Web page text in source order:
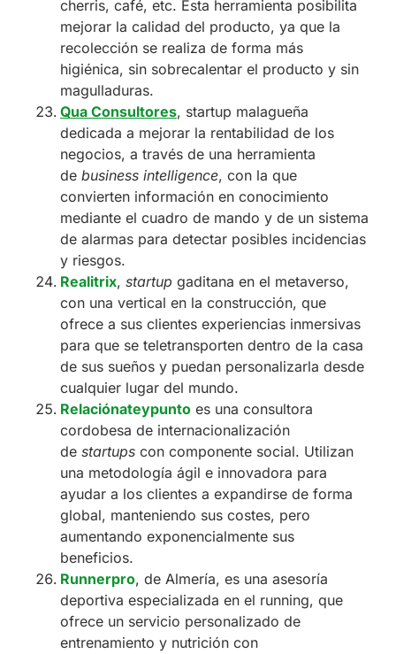
cherris, café, etc. Esta herramienta posibilita
mejorar la calidad del producto, ya que la
recolección se realiza de forma más
higiénica, sin sobrecalentar el producto y sin
magulladuras.
Qua Consultores, startup malagueña
dedicada a mejorar la rentabilidad de los
negocios, a través de una herramienta
de business intelligence, con la que
convierten información en conocimiento
mediante el cuadro de mando y de un sistema
de alarmas para detectar posibles incidencias
y riesgos.
Realitrix, startup gaditana en el metaverso,
con una vertical en la construcción, que
ofrece a sus clientes experiencias inmersivas
para que se teletransporten dentro de la casa
de sus sueños y puedan personalizarla desde
cualquier lugar del mundo.
Relaciónateypuntoes una consultora
cordobesa de internacionalización
de startupscon componente social. Utilizan
una metodología ágil e innovadora para
ayudar a los clientes a expandirse de forma
global, manteniendo sus costes, pero
aumentando exponencialmente sus
beneficios.
Runnerpro, de Almería, es una asesoría
deportiva especializada en el running, que
ofrece un servicio personalizado de
entrenamiento y nutrición con